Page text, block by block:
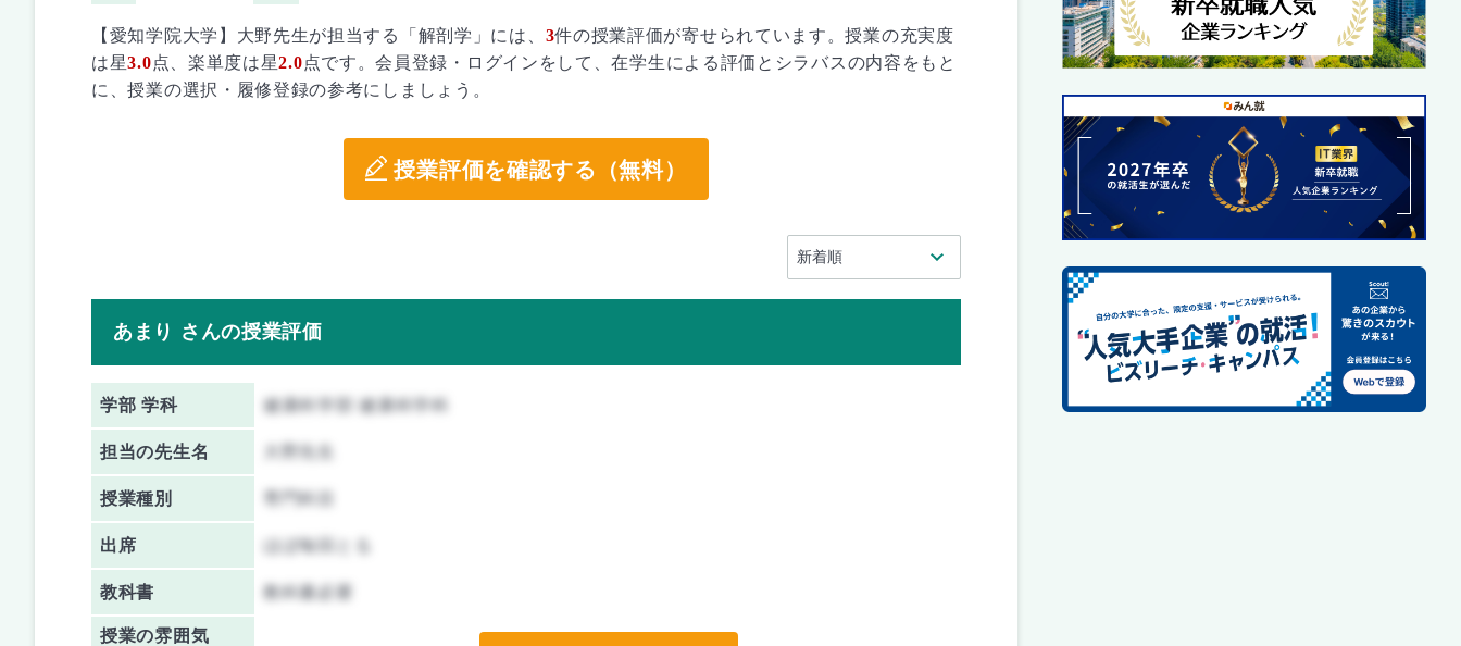
【愛知学院大学】大野先生が担当する「解剖学」には、 3件の授業評価が寄せられています。授業の充実度
は星3.0点、楽単度は星2.0点です。会員登録・ログインをして、在学生による評価とシラバスの内容をもと
に、授業の選択・履修登録の参考にしましょう。
授業評価を確認する（無料）
あまり さんの授業評価
学部 学科 健康科学部 健康科学科
担当の先生名
授業種別 専門科目
出席 ほぼ毎回とる
教科書 教科書必要
授業の雰囲気